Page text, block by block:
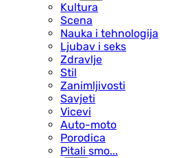
Kultura
Scena
Nauka i tehnologija
Ljubav i seks
Zdravlje
Stil
Zanimljivosti
Savjeti
Vicevi
Auto-moto
Porodica
Pitali smo...